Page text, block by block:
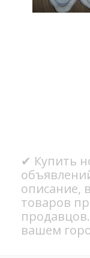
✔ Купить
описание,
товаров
вашем